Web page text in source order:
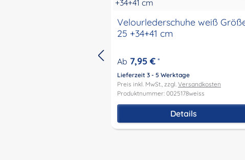
Velourlederschuhe weiß
25 +34+41 cm
Ab 7,95 € *
Lieferzeit 3 - 5 Werktage
Preis inkl. MwSt., zzgl. Versandkosten
Produktnummer: 0025178weiss
Details